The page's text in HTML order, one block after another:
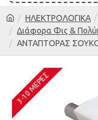
ΗΛΕΚΤΡΟΛΟΓΙΚΑ
Διάφορα Φις &
ΑΝΤΑΠΤΟΡΑΣ
3-10 ΜΈΡΕΣ